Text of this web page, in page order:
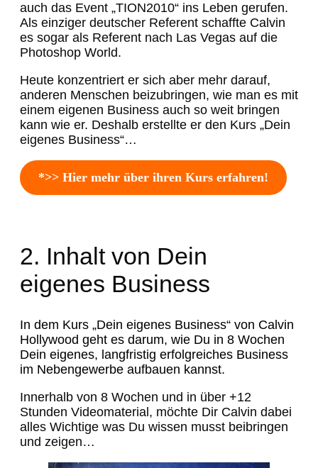
auch das Event „TION2010“ ins Leben gerufen.
Als einziger deutscher Referent schaffte Calvin
es sogar als Referent nach Las Vegas auf die
Photoshop World.
Heute konzentriert er sich aber mehr darauf,
anderen Menschen beizubringen, wie man es mit
einem eigenen Business auch so weit bringen
kann wie er. Deshalb erstellte er den Kurs „Dein
eigenes Business“…
*>> Hier mehr über ihren Kurs erfahren!
2. Inhalt von Dein
eigenes Business
In dem Kurs „Dein eigenes Business“ von Calvin
Hollywood geht es darum, wie Du in 8 Wochen
Dein eigenes, langfristig erfolgreiches Business
im Nebengewerbe aufbauen kannst.
Innerhalb von 8 Wochen und in über +12
Stunden Videomaterial, möchte Dir Calvin dabei
alles Wichtige was Du wissen musst beibringen
und zeigen…